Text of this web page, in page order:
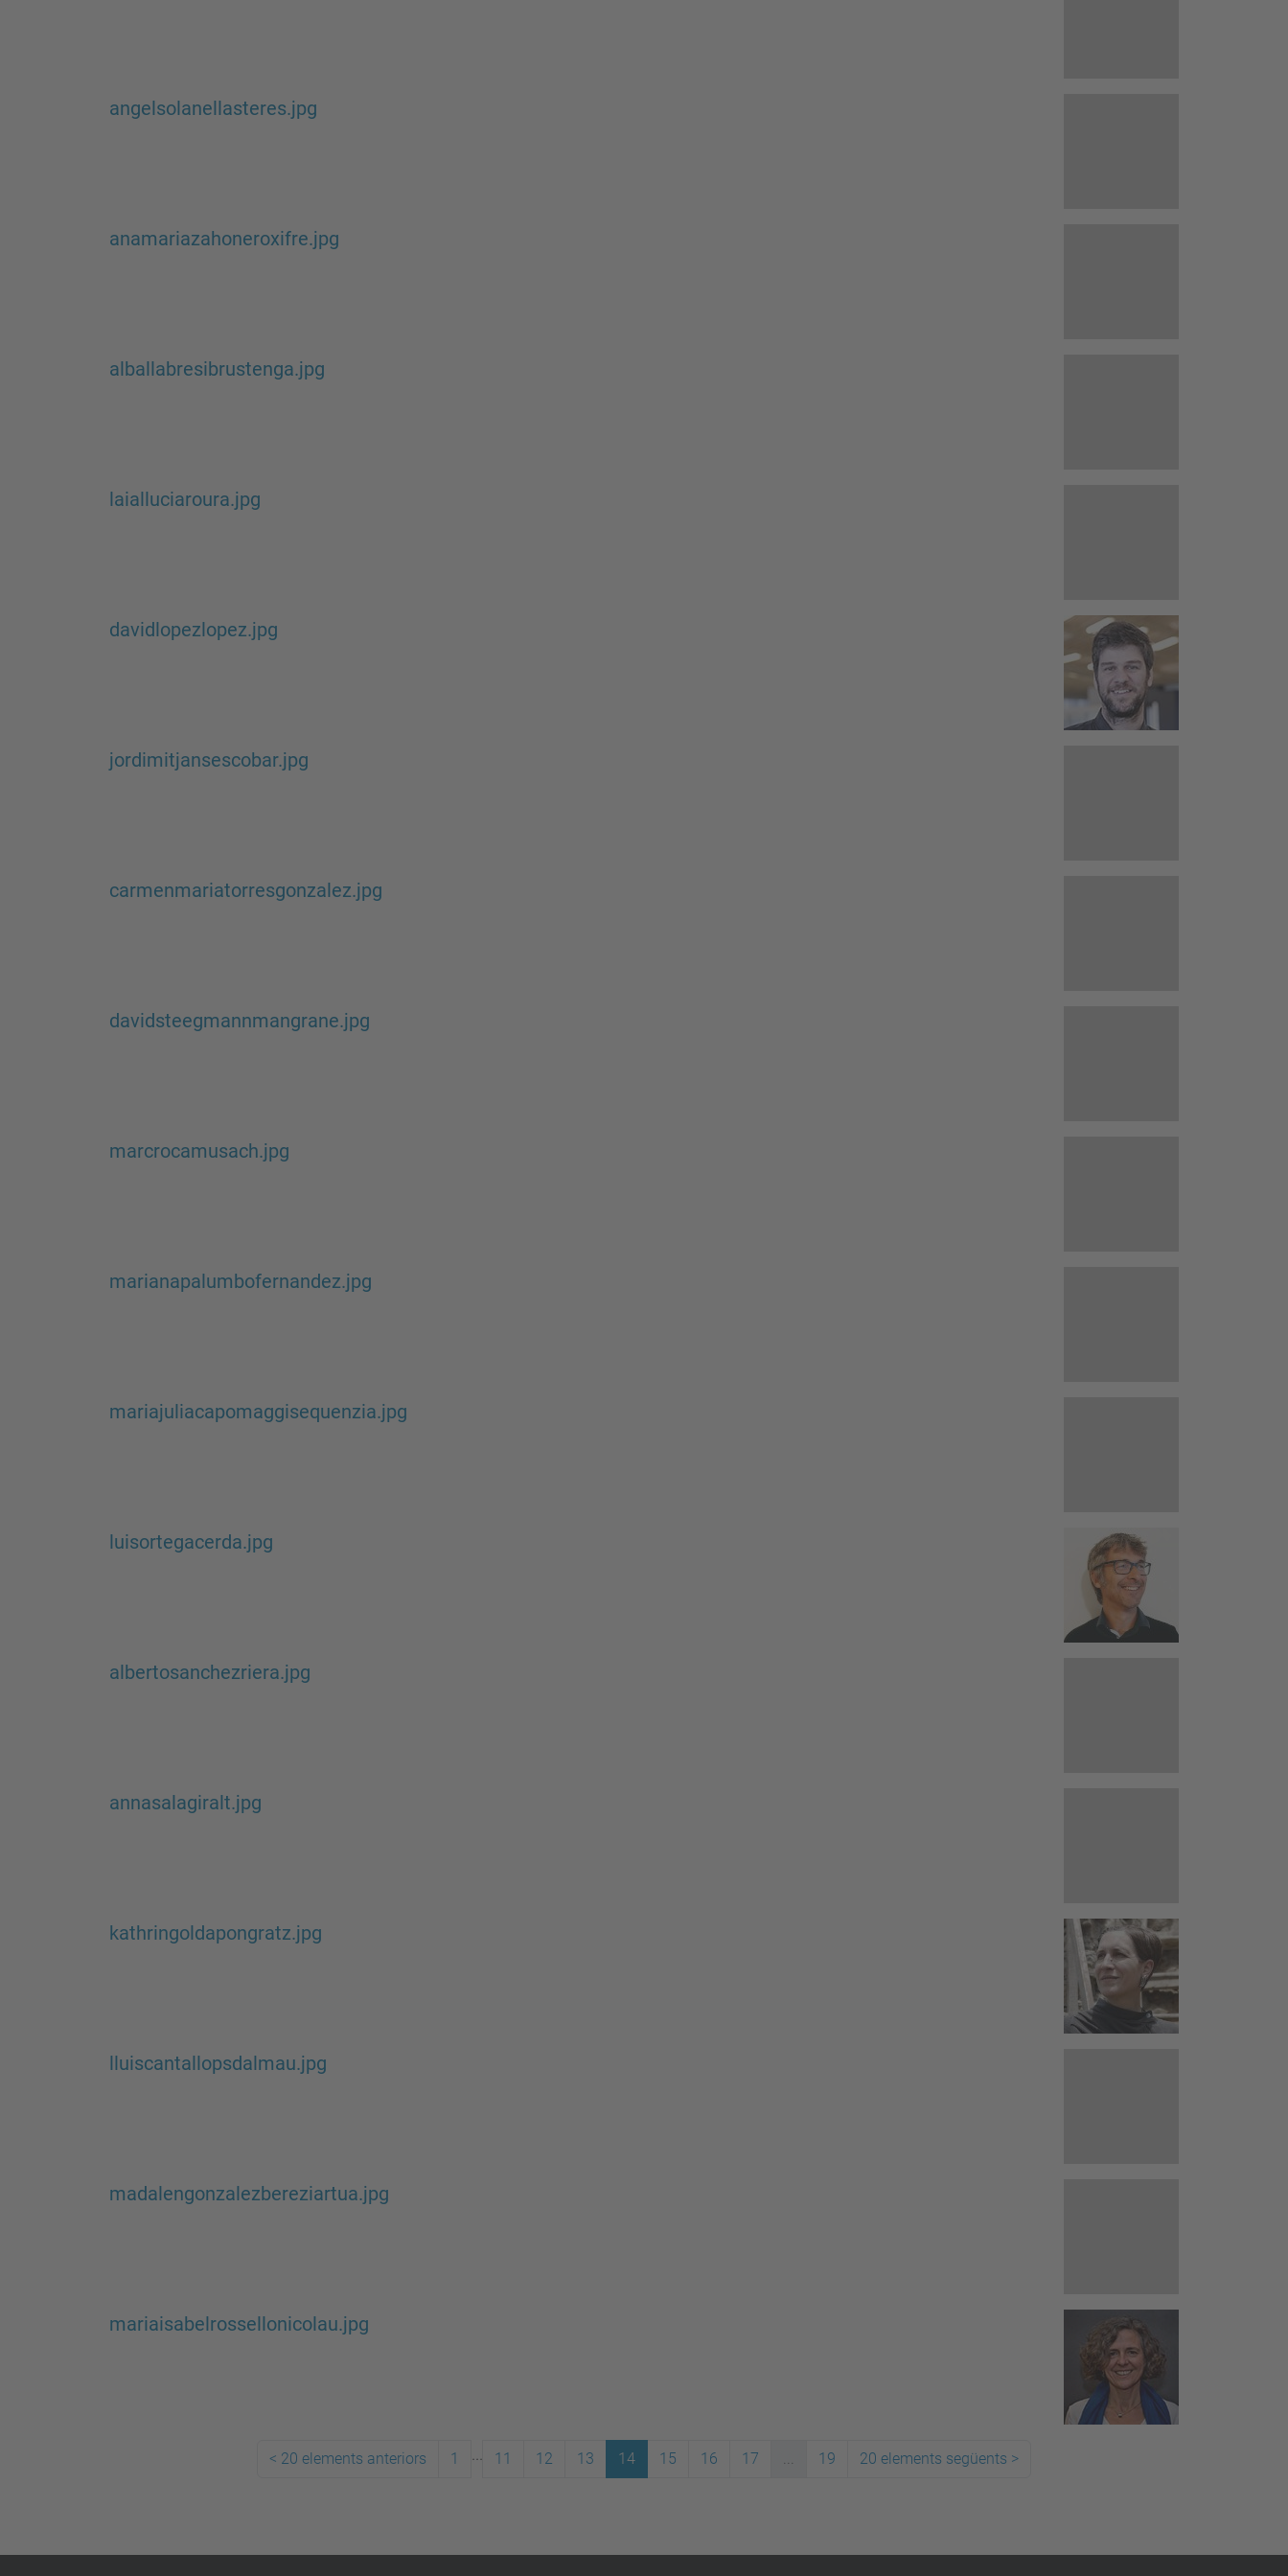
angelsolanellasteres.jpg
anamariazahoneroxifre.jpg
alballabresibrustenga.jpg
laialluciaroura.jpg
davidlopezlopez.jpg
jordimitjansescobar.jpg
carmenmariatorresgonzalez.jpg
davidsteegmannmangrane.jpg
marcrocamusach.jpg
marianapalumbofernandez.jpg
mariajuliacapomaggisequenzia.jpg
luisortegacerda.jpg
albertosanchezriera.jpg
annasalagiralt.jpg
kathringoldapongratz.jpg
lluiscantallopsdalmau.jpg
madalengonzalezbereziartua.jpg
mariaisabelrossellonicolau.jpg
< 20 elements anteriors 1 11 12 13 14 15 16 17 ... 19 20 elements següents >